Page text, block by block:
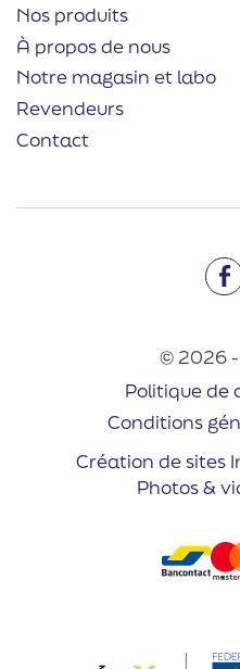
Nos produits
À propos de nous
Notre magasin et labo
Revendeurs
Contact
© 2026
Politique de
Conditions
Création de sites
Photos &